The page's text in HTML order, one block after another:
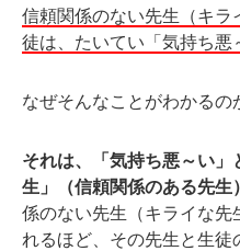
信頼関係のない先生（キラ
徒は、たいてい「気持ち悪
なぜそんなことがわかるの
それは、「気持ち悪～い
生」（信頼関係のある先生
係のない先生（キライな先
れるほど、その先生と生徒